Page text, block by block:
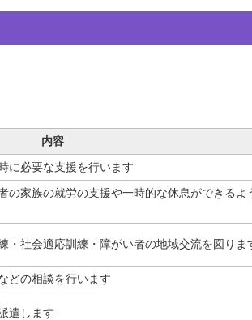
内容
に必要な支援を行います
の家族の就労の支援や一時的な休息ができるよ
・社会適応訓練・障がい者の地域交流を図りま
どの相談を行います
遣します